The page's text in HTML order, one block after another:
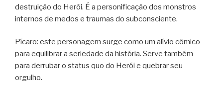
destruição do Herói. É a personificação dos monstros
internos de medos e traumas do subconsciente.
Pícaro: este personagem surge como um alívio cômico
para equilibrar a seriedade da história. Serve também
para derrubar o status quo do Herói e quebrar seu
orgulho.